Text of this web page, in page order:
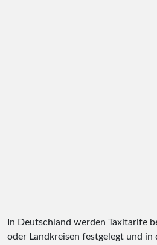
In Deutschland werden Taxitarife
oder Landkreisen festgelegt und in